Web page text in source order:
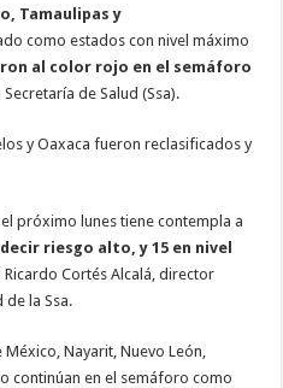
Tamaulipas y
como estados con nivel máximo
al color rojo en el semáforo
de Salud (Ssa).
y Oaxaca fueron reclasificados y
próximo lunes tiene contempla a
riesgo alto, y 15 en nivel
Cortés Alcalá, director
de la Ssa.
Nayarit, Nuevo León,
continúan en el semáforo como